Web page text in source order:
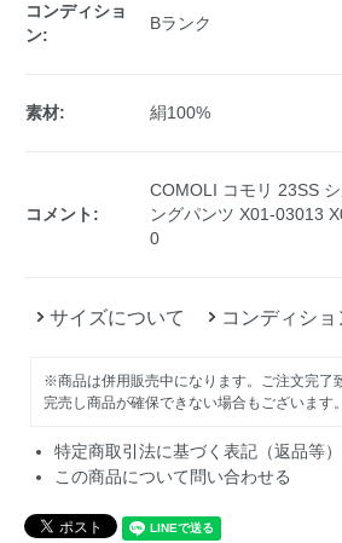
コンディショ
ン:
Bランク
素材: 絹100%
コメント:
COMOLI コモリ 23SS
ングパンツ X01-03013
0
サイズについて コンディシ
※商品は併用販売中になります。ご注文完了
完売し商品が確保できない場合もございます。
特定商取引法に基づく表記（返品等）
この商品について問い合わせる